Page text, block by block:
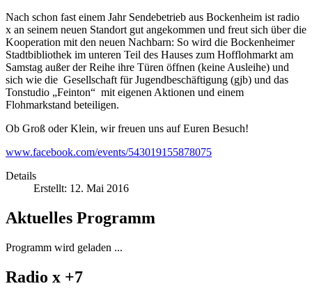
Nach schon fast einem Jahr Sendebetrieb aus Bockenheim ist radio
x an seinem neuen Standort gut angekommen und freut sich über die
Kooperation mit den neuen Nachbarn: So wird die Bockenheimer
Stadtbibliothek im unteren Teil des Hauses zum Hofflohmarkt am
Samstag außer der Reihe ihre Türen öffnen (keine Ausleihe) und
sich wie die Gesellschaft für Jugendbeschäftigung (gjb) und das
Tonstudio „Feinton“ mit eigenen Aktionen und einem
Flohmarkstand beteiligen.
Ob Groß oder Klein, wir freuen uns auf Euren Besuch!
www.facebook.com/events/543019155878075
Details
Erstellt: 12. Mai 2016
Aktuelles Programm
Programm wird geladen ...
Radio x +7